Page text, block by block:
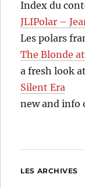
Index du
JLIPolar –
Les polars
The Blonde
a fresh look
Silent Era
new and info
LES ARCHIVES